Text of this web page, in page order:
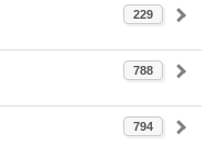
229
788
794